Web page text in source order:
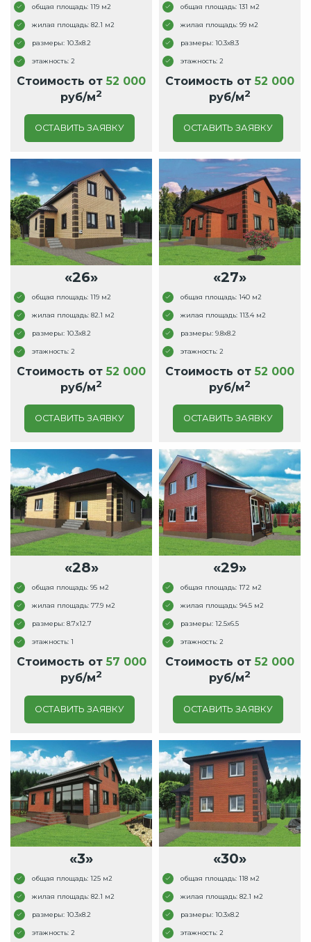
общая площадь: 119 м2
жилая площадь: 82.1 м2
размеры: 10.3x8.2
этажность: 2
Стоимость от 52 000
руб/м2
ОСТАВИТЬ ЗАЯВКУ
общая площадь: 131 м2
жилая площадь: 99 м2
размеры: 10.3x8.3
этажность: 2
Стоимость от 52 000
руб/м2
ОСТАВИТЬ ЗАЯВКУ
«26»
общая площадь: 119 м2
жилая площадь: 82.1 м2
размеры: 10.3x8.2
этажность: 2
Стоимость от 52 000
руб/м2
ОСТАВИТЬ ЗАЯВКУ
«27»
общая площадь: 140 м2
жилая площадь: 113.4 м2
размеры: 9.8x8.2
этажность: 2
Стоимость от 52 000
руб/м2
ОСТАВИТЬ ЗАЯВКУ
«28»
общая площадь: 95 м2
жилая площадь: 77.9 м2
размеры: 8.7x12.7
этажность: 1
Стоимость от 57 000
руб/м2
ОСТАВИТЬ ЗАЯВКУ
«29»
общая площадь: 172 м2
жилая площадь: 94.5 м2
размеры: 12.5x6.5
этажность: 2
Стоимость от 52 000
руб/м2
ОСТАВИТЬ ЗАЯВКУ
«3»
общая площадь: 125 м2
жилая площадь: 82.1 м2
размеры: 10.3x8.2
этажность: 2
«30»
общая площадь: 118 м2
жилая площадь: 82.1 м2
размеры: 10.3x8.2
этажность: 2